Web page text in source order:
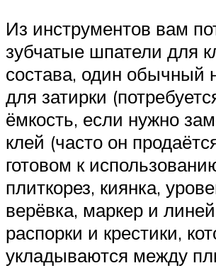
Из инструментов вам
зубчатые шпатели для
состава, один обычный
для затирки
ёмкость, если нужно
клей (часто он
готовом к
плиткорез, киянка,
верёвка, маркер и
распорки и крестики,
укладываются между